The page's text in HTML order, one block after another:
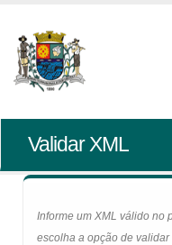
Validar XML
Informe um XML válido no
escolha a opção de